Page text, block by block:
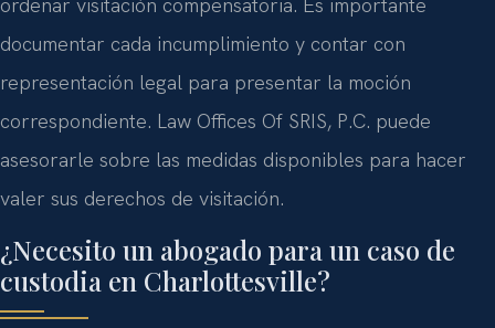
ordenar visitación compensatoria. Es importante
documentar cada incumplimiento y contar con
representación legal para presentar la moción
correspondiente. Law Offices Of SRIS, P.C. puede
asesorarle sobre las medidas disponibles para hacer
valer sus derechos de visitación.
¿Necesito un abogado para un caso de
custodia en Charlottesville?